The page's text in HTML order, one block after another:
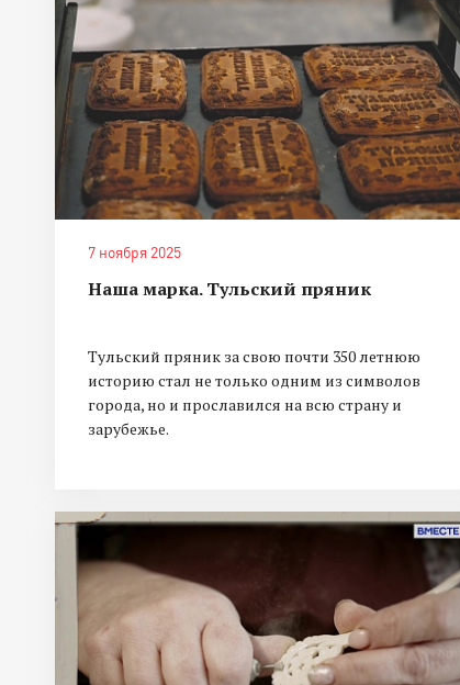
7 ноября 2025
Наша марка. Тульский пряник
Тульский пряник за свою почти 350 летнюю
историю стал не только одним из символов
города, но и прославился на всю страну и
зарубежье.